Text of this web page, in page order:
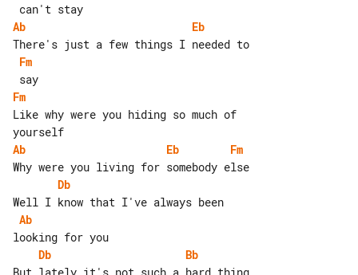
Ab
Eb
Fm
Fm
Like why were you hiding so much of
Ab
Eb
Fm
Db
Ab
Db
Bb